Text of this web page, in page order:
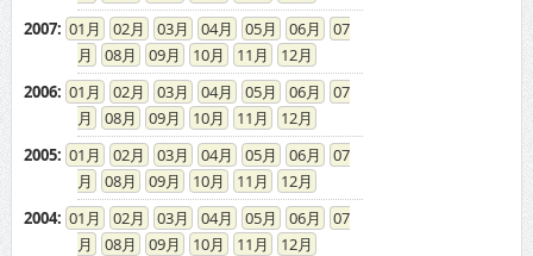
2007: 01 02 03 04 05 06
07
08
09 10 11
12
2006: 01 02 03 04 05 06
07
08
09 10 11
12
2005: 01 02 03 04 05 06
07
08
09 10 11
12
2004: 01 02 03 04 05 06
07
08
09 10 11
12